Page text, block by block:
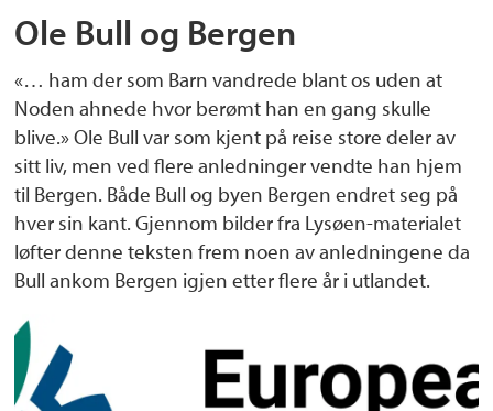
Ole Bull og Bergen
«… ham der som Barn vandrede blant os uden at
Noden ahnede hvor berømt han en gang skulle
blive.» Ole Bull var som kjent på reise store deler av
sitt liv, men ved flere anledninger vendte han hjem
til Bergen. Både Bull og byen Bergen endret seg på
hver sin kant. Gjennom bilder fra Lysøen-materialet
løfter denne teksten frem noen av anledningene da
Bull ankom Bergen igjen etter flere år i utlandet.